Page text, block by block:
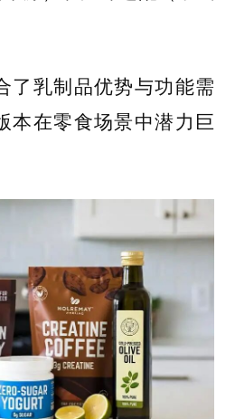
了乳制品优势与功能需
本在零食场景中潜力巨